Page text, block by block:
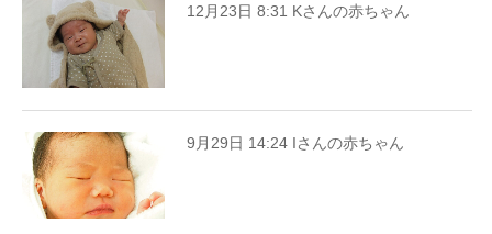
12月23日 8:31 Kさんの赤ちゃん
9月29日 14:24 Iさんの赤ちゃん